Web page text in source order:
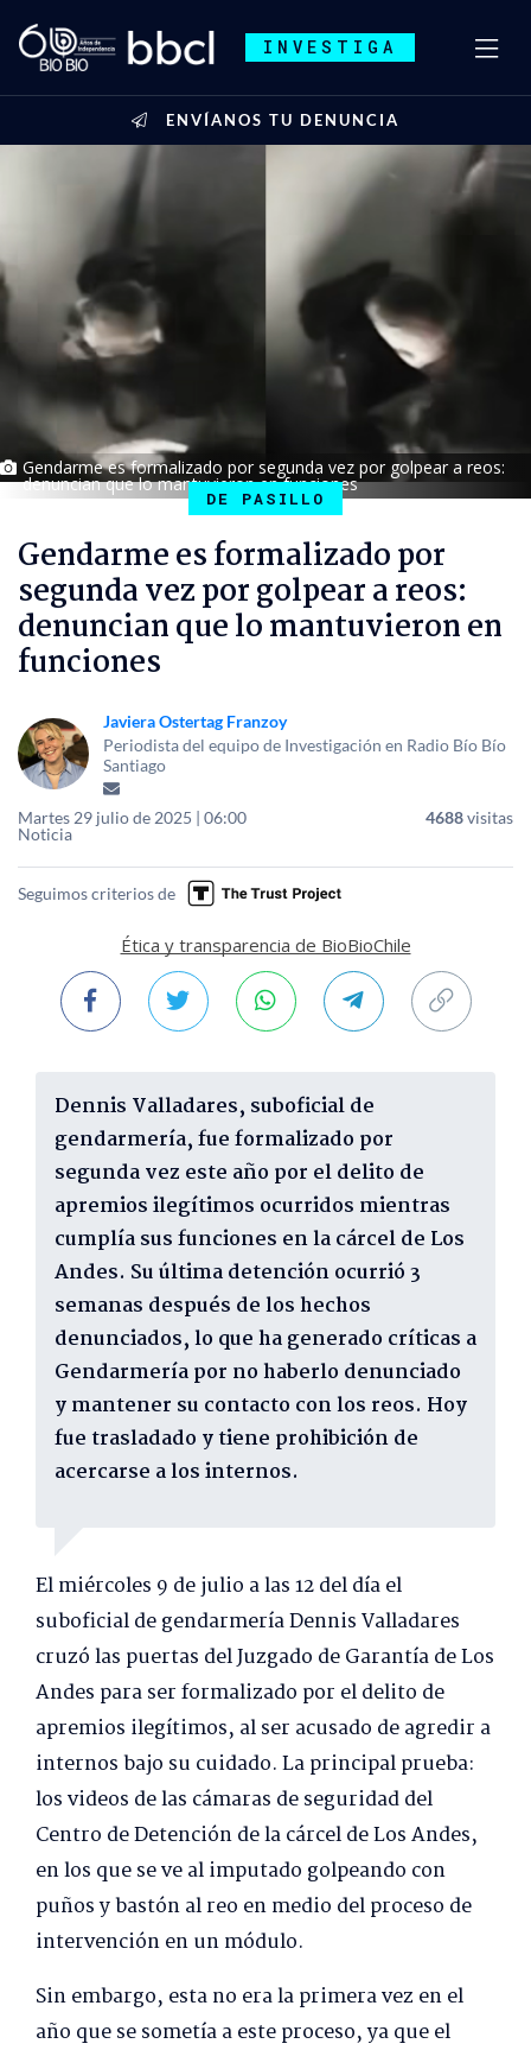
INVESTIGA
ENVÍANOS TU DENUNCIA
DE PASILLO
Gendarme es formalizado por segunda vez por golpear a reos:
denuncian que lo mantuvieron en funciones
Gendarme es formalizado por
segunda vez por golpear a reos:
denuncian que lo mantuvieron en
funciones
Javiera Ostertag Franzoy
Periodista del equipo de Investigación en Radio Bío Bío
Santiago
Martes 29 julio de 2025 | 06:00
Noticia
4688visitas
Seguimos criterios de
Ética y transparencia de BioBioChile
Dennis Valladares, suboficial de
gendarmería, fue formalizado por
segunda vez este año por el delito de
apremios ilegítimos ocurridos mientras
cumplía sus funciones en la cárcel de Los
Andes. Su última detención ocurrió 3
semanas después de los hechos
denunciados, lo que ha generado críticas a
Gendarmería por no haberlo denunciado
y mantener su contacto con los reos. Hoy
fue trasladado y tiene prohibición de
acercarse a los internos.
El miércoles 9 de julio a las 12 del día el
suboficial de gendarmería Dennis Valladares
cruzó las puertas del Juzgado de Garantía de Los
Andes para ser formalizado por el delito de
apremios ilegítimos, al ser acusado de agredir a
internos bajo su cuidado. La principal prueba:
los videos de las cámaras de seguridad del
Centro de Detención de la cárcel de Los Andes,
en los que se ve al imputado golpeando con
puños y bastón al reo en medio del proceso de
intervención en un módulo.
Sin embargo, esta no era la primera vez en el
año que se sometía a este proceso, ya que el